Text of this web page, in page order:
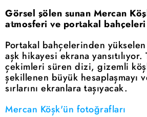
Görsel şölen sunan Mercan
atmosferi ve portakal
Portakal bahçelerinden
aşk hikayesi ekrana yansıtılıyor.
çekimleri süren dizi, gizemli
şekillenen büyük hesaplaşmayı
sırlarını ekranlara taşıyacak.
Mercan Köşk'ün fotoğrafları